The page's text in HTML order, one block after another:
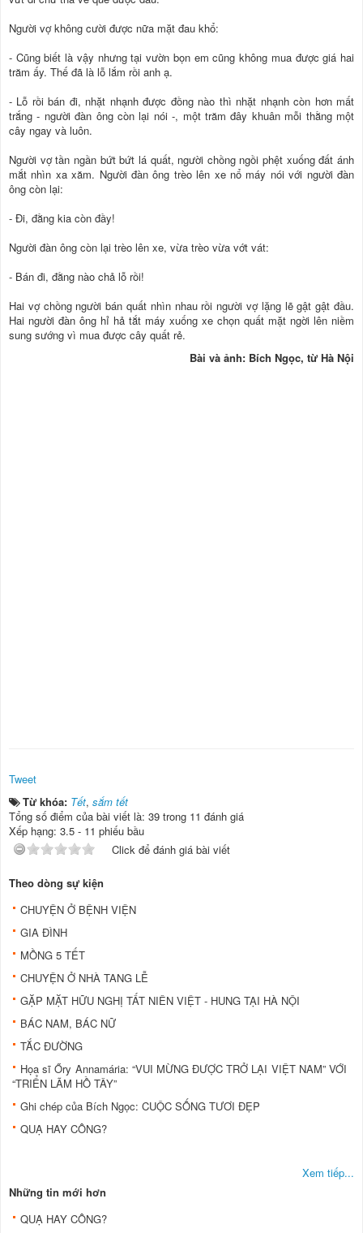
Người vợ không cười được nữa mặt đau khổ:
- Cũng biết là vậy nhưng tại vườn bọn em cũng không mua được giá hai
trăm ấy. Thế đã là lỗ lắm rồi anh ạ.
- Lỗ rồi bán đi, nhặt nhạnh được đồng nào thì nhặt nhạnh còn hơn mất
trắng - người đàn ông còn lại nói -, một trăm đây khuân mỗi thằng một
cây ngay và luôn.
Người vợ tần ngần bứt bứt lá quất, người chồng ngồi phệt xuống đất ánh
mắt nhìn xa xăm. Người đàn ông trèo lên xe nổ máy nói với người đàn
ông còn lại:
- Đi, đằng kia còn đầy!
Người đàn ông còn lại trèo lên xe, vừa trèo vừa vớt vát:
- Bán đi, đằng nào chả lỗ rồi!
Hai vợ chồng người bán quất nhìn nhau rồi người vợ lặng lẽ gật gật đầu.
Hai người đàn ông hỉ hả tắt máy xuống xe chọn quất mặt ngời lên niềm
sung sướng vì mua được cây quất rẻ.
Bài và ảnh: Bích Ngọc, từ Hà Nội
Tweet
Từ khóa: Tết, sắm tết
Tổng số điểm của bài viết là: 39 trong 11 đánh giá
Xếp hạng: 3.5 - 11 phiếu bầu
Click để đánh giá bài viết
Theo dòng sự kiện
CHUYỆN Ở BỆNH VIỆN
GIA ĐÌNH
MỒNG 5 TẾT
CHUYỆN Ở NHÀ TANG LỄ
GẶP MẶT HỮU NGHỊ TẤT NIÊN VIỆT - HUNG TẠI HÀ NỘI
BÁC NAM, BÁC NỮ
TẮC ĐƯỜNG
Họa sĩ Őry Annamária: “VUI MỪNG ĐƯỢC TRỞ LẠI VIỆT NAM” VỚI
“TRIỂN LÃM HỒ TÂY”
Ghi chép của Bích Ngọc: CUỘC SỐNG TƯƠI ĐẸP
QUẠ HAY CÔNG?
Xem tiếp...
Những tin mới hơn
QUẠ HAY CÔNG?